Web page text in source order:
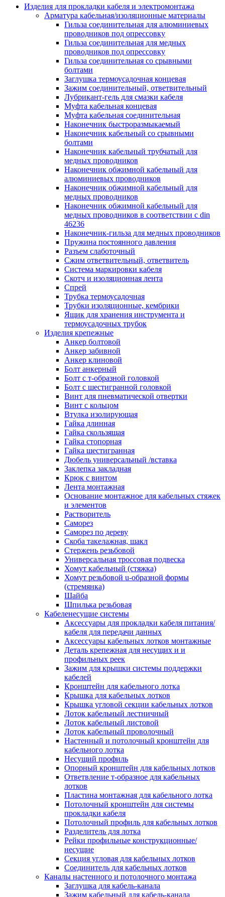
монтажные
Деталь крепежная для несущих и и
профильных реек
Зажим для крышки системы
поддержки кабелей
Кронштейн для кабельного лотка
Крышка для кабельных лотков
лотков
Лоток кабельный лестничный
Лоток кабельный листовой
Лоток кабельный проволочный
Настенный и потолочный
для кабельного лотка
Несущий профиль
лотков
Ответвление т-образное для
лотков
Пластина монтажная для
лотка
Потолочный кронштейн для
прокладки кабеля
Потолочный профиль для
Разделитель для лотка
Рейки профильные
несущие
Секция угловая для кабельных
Соединитель для кабельных
Каналы настенного и потолочного
Зажим кабельный для кабель-
Кабель-канал
Кабель-канал напольный
Кабель-канал настенный
Коробка монтажная для
кабель-канала
Коробка распределительная для
кабель-каналов
Крышка для настенного кабель-
Панель лицевая для настенного
канала
Перегородка разделительная для
настенного кабель-канала
Переходник для кабель-канала
Поворот для кабель-канала
Поворот для настенного кабель-
Рамка для ввода настенного
канала в стену/потолок/щит
Соединитель на стык для
кабель-канала
Соединитель/накладка на стык для
кабель-канала
Угол внешний для кабель-канала
Угол внешний для настенного
канала
Угол т-образный для кабель-
Колодки клеммные
Аксессуары для клеммной
Колодка заземления клеммная
Нулевая шина
Одно-многополюсная клеммная
разделительная для клеммной
Проходная клеммная колодка
Торцевая клемма клеммной
Короба кабельные
Короб распределительный
Материал монтажный
Держатель кабельный зажимной
Зажим балочный
Зажим/клипса для крепления труб
Скоба крепежная
Скоба с гвоздем
Соединитель провода
Материалы для подключения
Аксессуары для
коробок/корпусов для монтажа в
и в потолке
Зажим безвинтовой клеммный
Коробка клеммная
Коробка распределительная для
Крышка для распределительной
коробки/корпуса для монтажа в
в потолке
Распределительная коробка/
монтажа в стене и в потолке
Распределительная коробка/
Система электромонтажных колонн
Электромонтажная колонна
Системы ввода для кабелей и проводов
Ввод кабельный/сальник
Уплотнитель для кабельного
Изделия для прокладки кабеля и электромонтажа
Арматура кабельная/изоляционные материалы
Гильза соединительная для алюминиевых
проводников под опрессовку
Гильза соединительная для медных
проводников под опрессовку
Гильза соединительная со срывными
болтами
Заглушка термоусадочная концевая
Зажим соединительный, ответвительный
Лубрикант-гель для смазки кабеля
Муфта кабельная концевая
Муфта кабельная соединительная
Наконечник быстроразмыкаемый
Наконечник кабельный со срывными
болтами
Наконечник кабельный трубчатый для
медных проводников
Наконечник обжимной кабельный для
алюминиевых проводников
Наконечник обжимной кабельный для
медных проводников
Наконечник обжимной кабельный для
медных проводников в соответствии с din
46236
Наконечник-гильза для медных проводников
Пружина постоянного давления
Разъем слаботочный
Сжим ответвительный, ответвитель
Система маркировки кабеля
Скотч и изоляционная лента
Спрей
Трубка термоусадочная
Трубки изоляционные, кембрики
Ящик для хранения инструмента и
термоусадочных трубок
Изделия крепежные
Анкер болтовой
Анкер забивной
Анкер клиновой
Болт анкерный
Болт с т-образной головкой
Болт с шестигранной головкой
Винт для пневматической отвертки
Винт с кольцом
Втулка изолирующая
Гайка длинная
Гайка скользящая
Гайка стопорная
Гайка шестигранная
Дюбель универсальный /вставка
Заклепка закладная
Крюк с винтом
Лента монтажная
Основание монтажное для кабельных стяжек
и элементов
Растворитель
Саморез
Саморез по дереву
Скоба такелажная, шакл
Стержень резьбовой
Универсальная троссовая подвеска
Хомут кабельный (стяжка)
Хомут резьбовой u-образной формы
(стремянка)
Шайба
Шпилька резьбовая
Кабеленесущие системы
Аксессуары для прокладки кабеля питания/
кабеля для передачи данных
Аксессуары кабельных лотков монтажные
Деталь крепежная для несущих и и
профильных реек
Зажим для крышки системы поддержки
кабелей
Кронштейн для кабельного лотка
Крышка для кабельных лотков
Крышка угловой секции кабельных лотков
Лоток кабельный лестничный
Лоток кабельный листовой
Лоток кабельный проволочный
Настенный и потолочный кронштейн для
кабельного лотка
Несущий профиль
Опорный кронштейн для кабельных лотков
Ответвление т-образное для кабельных
лотков
Пластина монтажная для кабельного лотка
Потолочный кронштейн для системы
прокладки кабеля
Потолочный профиль для кабельных лотков
Разделитель для лотка
Рейки профильные конструкционные/
несущие
Секция угловая для кабельных лотков
Соединитель для кабельных лотков
Каналы настенного и потолочного монтажа
Заглушка для кабель-канала
Зажим кабельный для кабель-канала